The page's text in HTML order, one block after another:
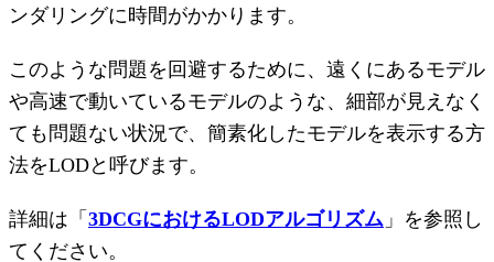
ンダリングに時間がかかります。
このような問題を回避するために、遠くにあるモデル
や高速で動いているモデルのような、細部が見えなく
ても問題ない状況で、簡素化したモデルを表示する方
法をLODと呼びます。
詳細は「 3DCGにおけるLODアルゴリズム 」を参照し
てください。